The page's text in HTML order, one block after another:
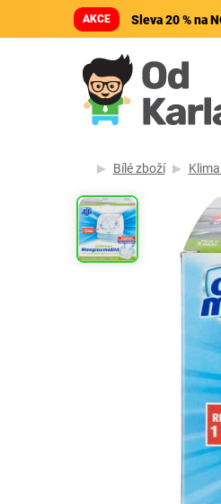
AKCE Sleva 20 % na
Bílé zboží